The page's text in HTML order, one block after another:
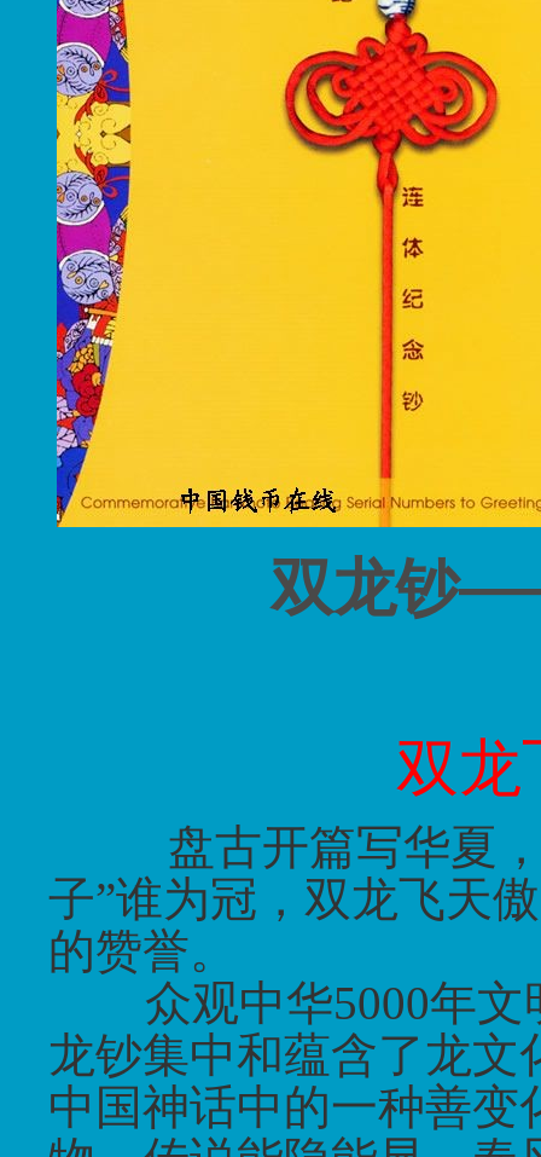
双龙钞
双龙
盘古开篇写华夏
子”谁为冠，双龙飞天
的赞誉。
众观中华5000年文
龙钞集中和蕴含了龙
中国神话中的一种善